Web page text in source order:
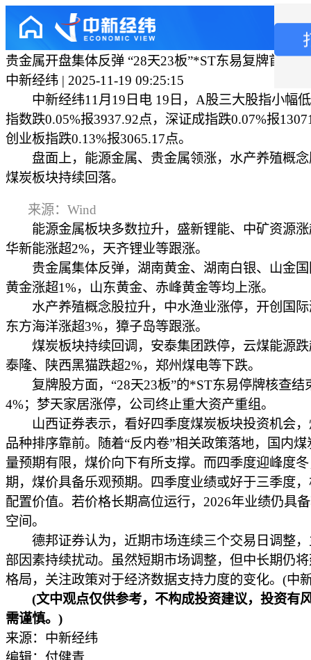
贵金属开盘集体反弹 “28天23板”*ST东易复牌首日高
中新经纬 | 2025-11-19 09:25:15
中新经纬11月19日电 19日，A股三大股指小幅
指数跌0.05%报3937.92点，深证成指跌0.07%报
创业板指跌0.13%报3065.17点。
盘面上，能源金属、贵金属领涨，水产养殖概念
煤炭板块持续回落。
来源：Wind
能源金属板块多数拉升，盛新锂能、中矿资源涨
华新能涨超2%，天齐锂业等跟涨。
贵金属集体反弹，湖南黄金、湖南白银、山金国
黄金涨超1%，山东黄金、赤峰黄金等均上涨。
水产养殖概念股拉升，中水渔业涨停，开创国际
东方海洋涨超3%，獐子岛等跟涨。
煤炭板块持续回调，安泰集团跌停，云煤能源跌
泰隆、陕西黑猫跌超2%，郑州煤电等下跌。
复牌股方面，“28天23板”的*ST东易停牌核查结
4%；梦天家居涨停，公司终止重大资产重组。
山西证券表示，看好四季度煤炭板块投资机会，
品种排序靠前。随着“反内卷”相关政策落地，国内煤
量预期有限，煤价向下有所支撑。而四季度迎峰度
期，煤价具备乐观预期。四季度业绩或好于三季度
配置价值。若价格长期高位运行，2026年业绩仍具
空间。
德邦证券认为，近期市场连续三个交易日调整，
部因素持续扰动。虽然短期市场调整，但中长期仍
格局，关注政策对于经济数据支持力度的变化。(中
(文中观点仅供参考，不构成投资建议，投资有
需谨慎。)
来源：中新经纬